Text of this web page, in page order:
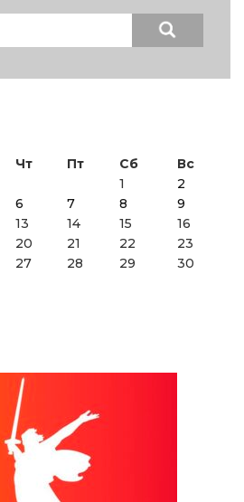
Чт Пт Сб
Вс
1
2
6 7 8
9
13 14 15
16
20 21 22
23
27 28 29
30